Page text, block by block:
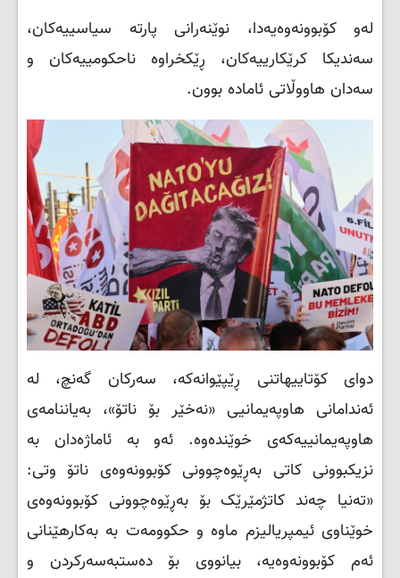
لەو کۆبوونەوەیەدا، نوێنەرانی پارتە سیاسییەکان،
سەندیکا کرێکارییەکان، ڕێکخراوە ناحکومییەکان و
سەدان هاووڵاتی ئامادە بوون.
دوای کۆتاییهاتنی ڕێپێوانەکە، سەرکان گەنچ، لە
ئەندامانی هاوپەیمانیی «نەخێر بۆ ناتۆ»، بەیاننامەی
هاوپەیمانییەکەی خوێندەوە. ئەو بە ئاماژەدان بە
نزیکبوونی کاتی بەڕێوەچوونی کۆبوونەوەی ناتۆ وتی:
«تەنیا چەند کاتژمێرێک بۆ بەڕێوەچوونی کۆبوونەوەی
خوێناوی ئیمپریالیزم ماوە و حکوومەت بە بەکارهێنانی
ئەم کۆبوونەوەیە، بیانووی بۆ دەستبەسەرکردن و